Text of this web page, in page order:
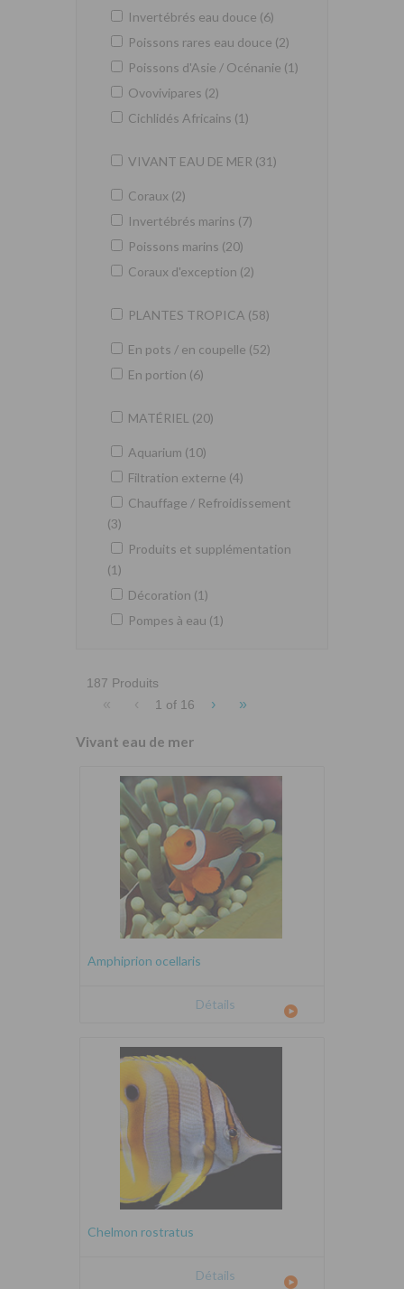
Invertébrés eau douce (6)
Poissons rares eau douce (2)
Poissons d'Asie / Océnanie (1)
Ovovivipares (2)
Cichlidés Africains (1)
VIVANT EAU DE MER (31)
Coraux (2)
Invertébrés marins (7)
Poissons marins (20)
Coraux d'exception (2)
PLANTES TROPICA (58)
En pots / en coupelle (52)
En portion (6)
MATÉRIEL (20)
Aquarium (10)
Filtration externe (4)
Chauffage / Refroidissement
(3)
Produits et supplémentation
(1)
Décoration (1)
Pompes à eau (1)
187 Produits
« ‹ 1 of 16 › »
Vivant eau de mer
Amphiprion ocellaris
Détails
Chelmon rostratus
Détails